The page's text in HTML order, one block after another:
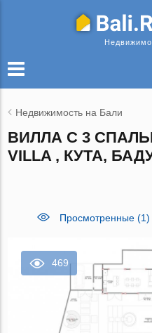
Недвижимость на Бали
ВИЛЛА С 3
VILLA , КУТА,
Просмотренные (1)
469